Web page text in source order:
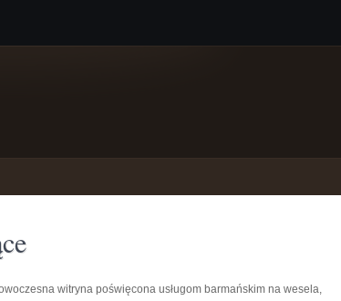
witryna poświęcona usługom barmańskim na wesela,